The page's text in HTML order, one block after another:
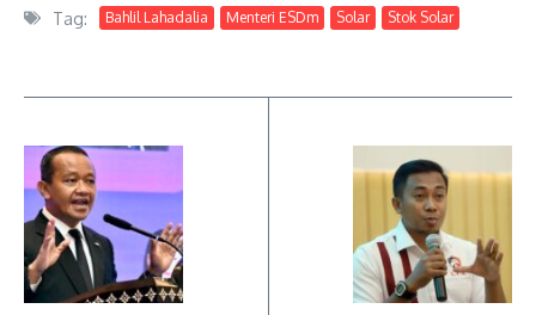
Tag: Bahlil Lahadalia Menteri ESDm Solar Stok Solar